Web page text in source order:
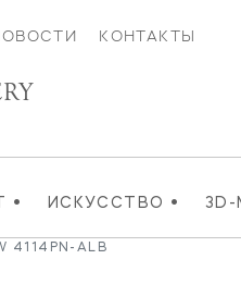
КОНТАКТЫ
• ИСКУССТВО •
4114PN-ALB